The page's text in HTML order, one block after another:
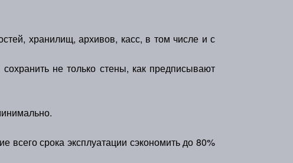
хранилищ, архивов, касс, в том числе и с
не только стены, как предписывают
всего срока эксплуатации сэкономить до 80%